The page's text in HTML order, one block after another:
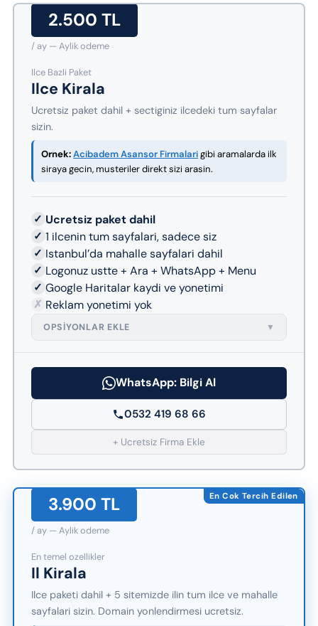
2.500 TL
/ ay — Aylik odeme
Ilce Bazli Paket
Ilce Kirala
Ucretsiz paket dahil + sectiginiz ilcedeki tum sayfalar
sizin.
Ornek:Acibadem Asansor Firmalarigibi aramalarda ilk
siraya gecin, musteriler direkt sizi arasin.
✓ Ucretsiz paket dahil
✓ 1 ilcenin tum sayfalari, sadece siz
✓ Istanbul’da mahalle sayfalari dahil
✓ Logonuz ustte + Ara + WhatsApp + Menu
✓ Google Haritalar kaydi ve yonetimi
✗ Reklam yonetimi yok
OPSIYONLAR EKLE ▼
WhatsApp: Bilgi Al
0532 419 68 66
+ Ucretsiz Firma Ekle
En Cok Tercih Edilen
3.900 TL
/ ay — Aylik odeme
En temel ozellikler
Il Kirala
Ilce paketi dahil + 5 sitemizde ilin tum ilce ve mahalle
sayfalari sizin. Domain yonlendirmesi ucretsiz.